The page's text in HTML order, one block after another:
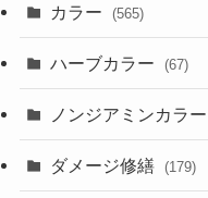
カラー (565)
ハーブカラー (67)
ノンジアミンカラー
ダメージ修繕 (179)